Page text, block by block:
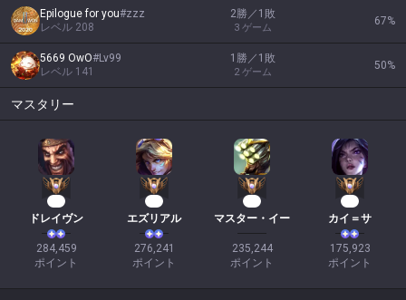
Epilogue for you#zzz
レベル 208
2勝／1敗
3 ゲーム
67%
5669 OwO#Lv99
レベル 141
1勝／1敗
2 ゲーム
50%
マスタリー
ドレイヴン
284,459
ポイント
エズリアル
276,241
ポイント
マスター・イー
235,244
ポイント
カイ＝サ
175,923
ポイント